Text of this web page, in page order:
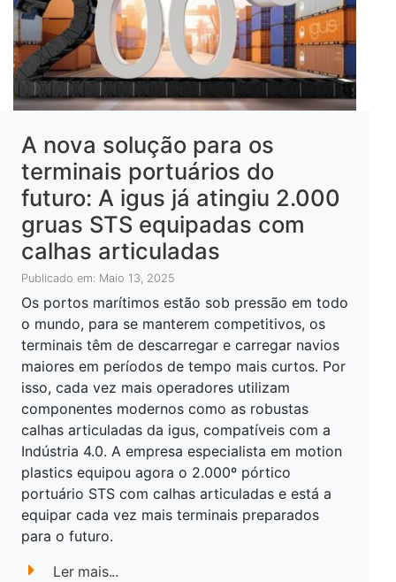
A nova solução para os
terminais portuários do
futuro: A igus já atingiu 2.000
gruas STS equipadas com
calhas articuladas
Publicado em: Maio 13, 2025
Os portos marítimos estão sob pressão em todo
o mundo, para se manterem competitivos, os
terminais têm de descarregar e carregar navios
maiores em períodos de tempo mais curtos. Por
isso, cada vez mais operadores utilizam
componentes modernos como as robustas
calhas articuladas da igus, compatíveis com a
Indústria 4.0. A empresa especialista em motion
plastics equipou agora o 2.000º pórtico
portuário STS com calhas articuladas e está a
equipar cada vez mais terminais preparados
para o futuro.
Ler mais...